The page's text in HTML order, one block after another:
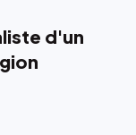
d'un